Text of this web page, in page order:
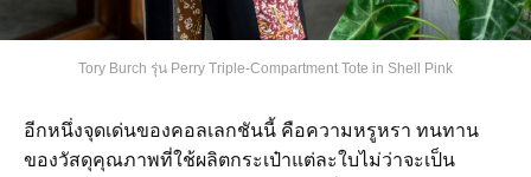
Tory Burch รุ่น Perry Triple-Compartment Tote in Shell Pink
อีกหนึ่งจุดเด่นของคอลเลกชันนี้ คือความหรูหรา ทนทาน
ของวัสดุคุณภาพที่ใช้ผลิตกระเป๋าแต่ละใบไม่ว่าจะเป็น